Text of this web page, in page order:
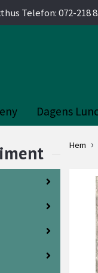
Telefon: 072-218
Dagens
Hem